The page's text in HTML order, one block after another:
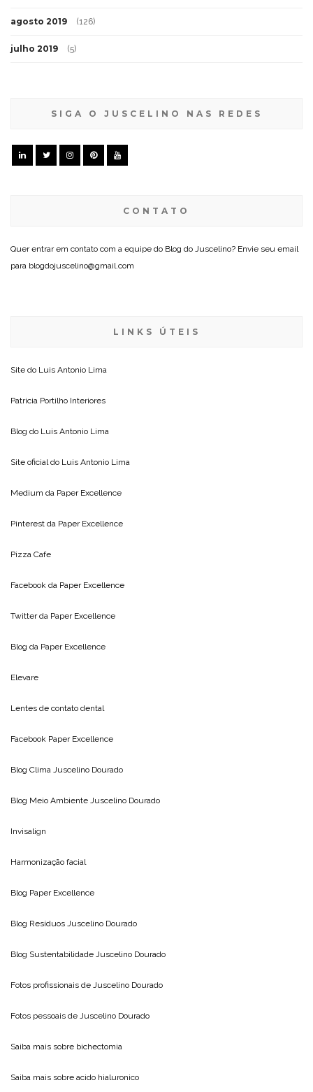
agosto 2019 (126)
julho 2019 (5)
SIGA O JUSCELINO NAS REDES
CONTATO
Quer entrar em contato com a equipe do Blog do Juscelino? Envie seu email
para blogdojuscelino@gmail.com
LINKS ÚTEIS
Site do Luis Antonio Lima
Patricia Portilho Interiores
Blog do Luis Antonio Lima
Site oficial do Luis Antonio Lima
Medium da Paper Excellence
Pinterest da Paper Excellence
Pizza Cafe
Facebook da Paper Excellence
Twitter da Paper Excellence
Blog da Paper Excellence
Elevare
Lentes de contato dental
Facebook Paper Excellence
Blog Clima Juscelino Dourado
Blog Meio Ambiente Juscelino Dourado
Invisalign
Harmonização facial
Blog Paper Excellence
Blog Resíduos Juscelino Dourado
Blog Sustentabilidade Juscelino Dourado
Fotos profissionais de Juscelino Dourado
Fotos pessoais de Juscelino Dourado
Saiba mais sobre bichectomia
Saiba mais sobre acido hialuronico